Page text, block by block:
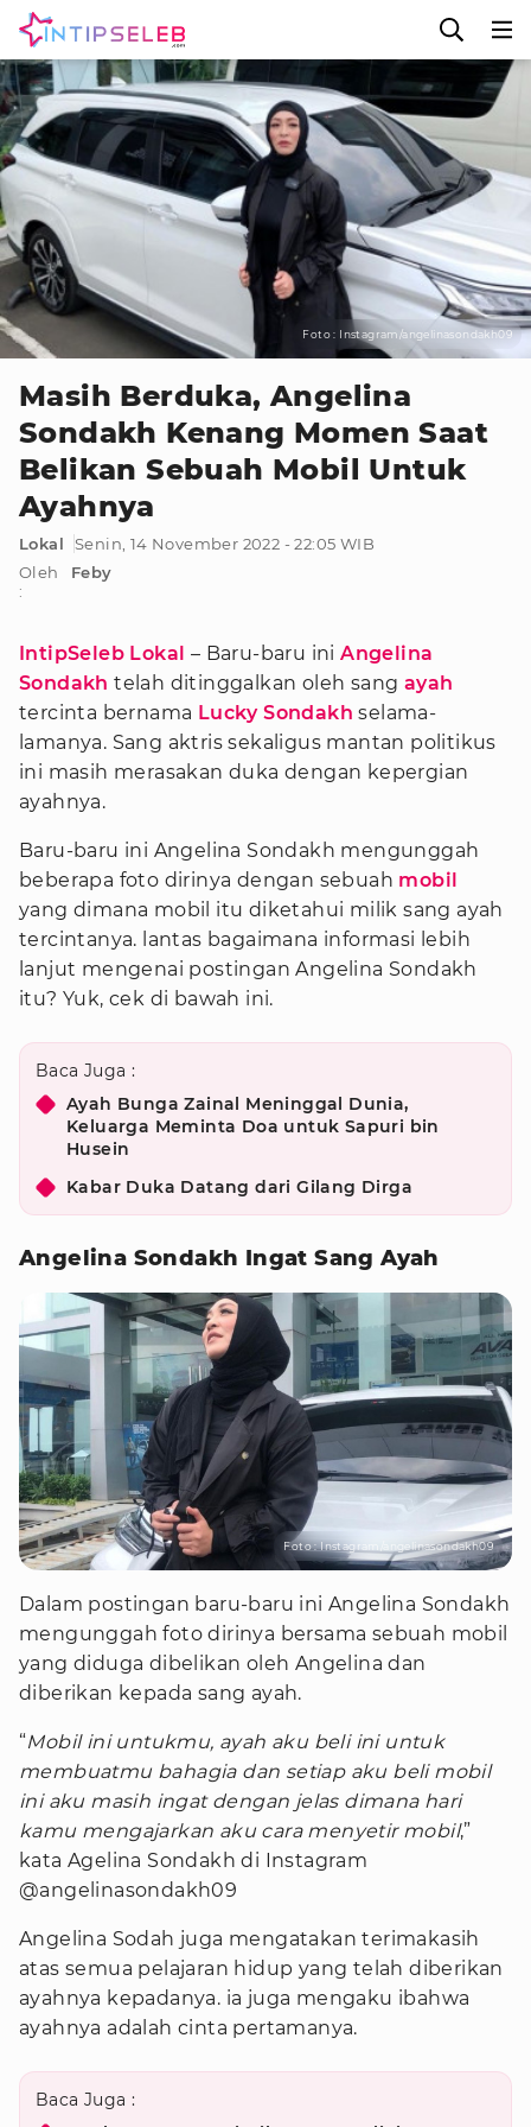
Foto : Instagram/angelinasondakh09
Masih Berduka, Angelina
Sondakh Kenang Momen Saat
Belikan Sebuah Mobil Untuk
Ayahnya
Lokal
Senin, 14 November 2022 - 22:05 WIB
Oleh
:
Feby
IntipSeleb Lokal – Baru-baru iniAngelina
Sondakh telah ditinggalkan oleh sang ayah
tercinta bernama Lucky Sondakh selama-
lamanya. Sang aktris sekaligus mantan politikus
ini masih merasakan duka dengan kepergian
ayahnya.
Baru-baru ini Angelina Sondakh mengunggah
beberapa foto dirinya dengan sebuah mobil
yang dimana mobil itu diketahui milik sang ayah
tercintanya. lantas bagaimana informasi lebih
lanjut mengenai postingan Angelina Sondakh
itu? Yuk, cek di bawah ini.
Baca Juga :
Ayah Bunga Zainal Meninggal Dunia,
Keluarga Meminta Doa untuk Sapuri bin
Husein
Kabar Duka Datang dari Gilang Dirga
Angelina Sondakh Ingat Sang Ayah
Foto : Instagram/angelinasondakh09
Dalam postingan baru-baru ini Angelina Sondakh
mengunggah foto dirinya bersama sebuah mobil
yang diduga dibelikan oleh Angelina dan
diberikan kepada sang ayah.
“Mobil ini untukmu, ayah aku beli ini untuk
membuatmu bahagia dan setiap aku beli mobil
ini aku masih ingat dengan jelas dimana hari
kamu mengajarkan aku cara menyetir mobil,”
kata Agelina Sondakh di Instagram
@angelinasondakh09
Angelina Sodah juga mengatakan terimakasih
atas semua pelajaran hidup yang telah diberikan
ayahnya kepadanya. ia juga mengaku ibahwa
ayahnya adalah cinta pertamanya.
Baca Juga :